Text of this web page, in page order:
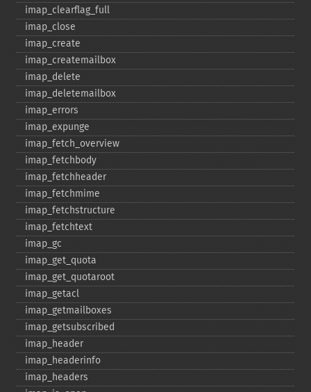
imap_​clearflag_​full
imap_​close
imap_​create
imap_​createmailbox
imap_​delete
imap_​deletemailbox
imap_​errors
imap_​expunge
imap_​fetch_​overview
imap_​fetchbody
imap_​fetchheader
imap_​fetchmime
imap_​fetchstructure
imap_​fetchtext
imap_​gc
imap_​get_​quota
imap_​get_​quotaroot
imap_​getacl
imap_​getmailboxes
imap_​getsubscribed
imap_​header
imap_​headerinfo
imap_​headers